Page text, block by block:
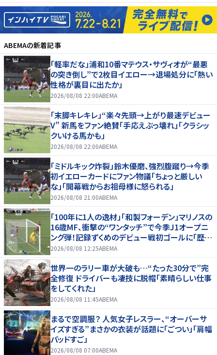
ABEMAの新着記事
「軽率だな」浦和10番マテウス・サヴィオが“最悪
の突き倒し”で2枚目イエロー→退場処分に「熱い
性格が裏目に出たか」
2026/08/08 22:00ABEMA
「末脚キレキレ」“楽々先頭→上がり最速デビュー
V” 新馬をファン絶賛「手応えぶっ壊れ」「クラシッ
クいける馬かも」
2026/08/08 22:00ABEMA
「ミドルキック炸裂」鈴木優磨、強烈腹蹴り→今季
初イエローカードにファン物議「ちょっと厳しい
な」「開幕戦からお祖母様に怒られる」
2026/08/08 21:00ABEMA
「100年に1人の逸材」「和製フォーデン」マリノスの
16歳MF、衝撃の“ワンタッチ”で今季J1オープニ
ング弾！記録ずくめのデビュー戦初ゴールに「歴史
を作りよった」
2026/08/08 12:25ABEMA
世界一のラリー車が大破も…“たった30分で”完
全修復 ドライバーも凄技に脱帽「素晴らしい仕事
をしてくれた」
2026/08/08 11:45ABEMA
まるで空調服？ 人気女子レスラー、“オーバーサ
イズすぎる”まさかの衣装が話題に「ごつい」「肩幅
パッドすご」
2026/08/08 07:00ABEMA